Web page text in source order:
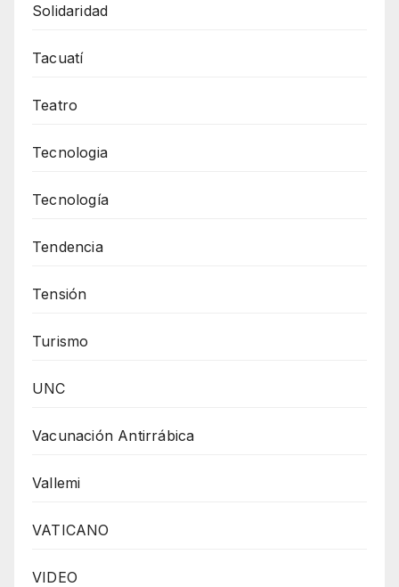
Solidaridad
Tacuatí
Teatro
Tecnologia
Tecnología
Tendencia
Tensión
Turismo
UNC
Vacunación Antirrábica
Vallemi
VATICANO
VIDEO